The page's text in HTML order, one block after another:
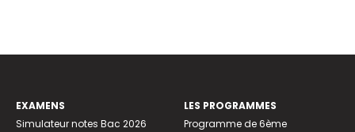
EXAMENS
Simulateur notes Bac 2026
LES PROGRAMMES
Programme de 6ème